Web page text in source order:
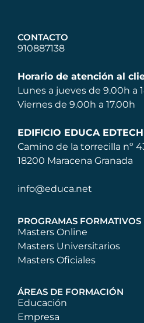
CONTACTO
910887138
Horario de atención al
Lunes a jueves de 9.00h a
Viernes de 9.00h a 17.00h
EDIFICIO EDUCA EDTECH
Camino de la torrecilla nº
18200 Maracena Granada
info@educa.net
PROGRAMAS FORMATIVOS
Masters Online
Masters Universitarios
Masters Oficiales
ÁREAS DE FORMACIÓN
Educación
Empresa